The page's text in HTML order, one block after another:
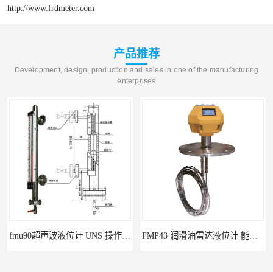
http://www.frdmeter.com
产品推荐
Development, design, production and sales in one of the manufacturing
enterprises